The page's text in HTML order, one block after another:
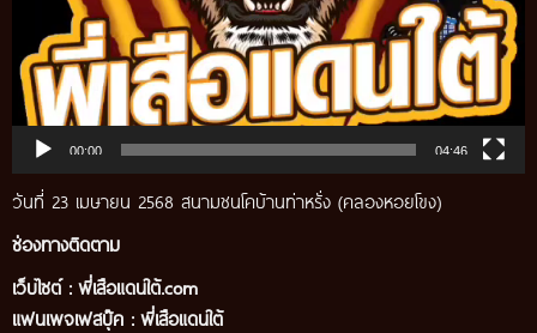
00:00 04:46
วันที่ 23 เมษายน 2568 สนามชนโคบ้านท่าหรั่ง (คลองหอยโขง)
ช่องทางติดตาม
เว็บไซต์ : พี่เสือแดนใต้.com
แฟนเพจเฟสบุ๊ค : พี่เสือแดนใต้